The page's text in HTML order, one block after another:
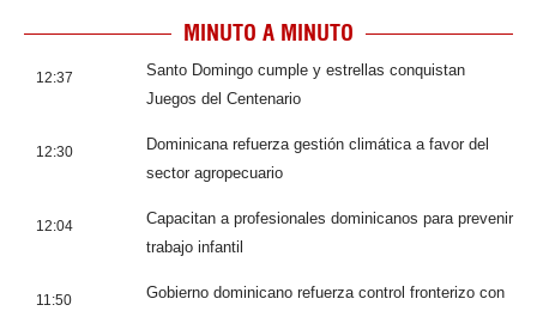
MINUTO A MINUTO
12:37
Santo Domingo cumple y estrellas conquistan
Juegos del Centenario
12:30
Dominicana refuerza gestión climática a favor del
sector agropecuario
12:04
Capacitan a profesionales dominicanos para prevenir
trabajo infantil
11:50
Gobierno dominicano refuerza control fronterizo con